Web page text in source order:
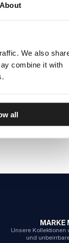
About
We also
combine it with
all
MARKE
Unsere Kollektionen
und